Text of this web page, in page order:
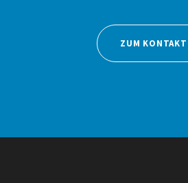
ZUM KONTAKT